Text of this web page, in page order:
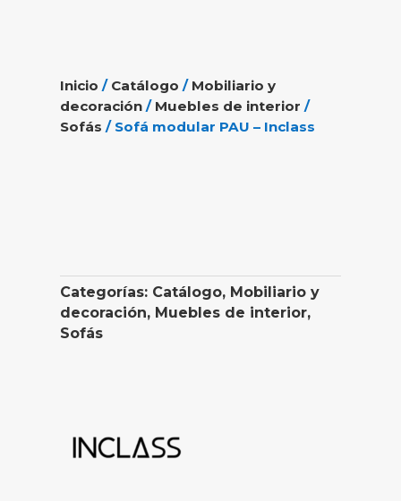
Inicio / Catálogo / Mobiliario y
decoración / Muebles de interior /
Sofás / Sofá modular PAU – Inclass
Categorías: Catálogo, Mobiliario y
decoración, Muebles de interior,
Sofás